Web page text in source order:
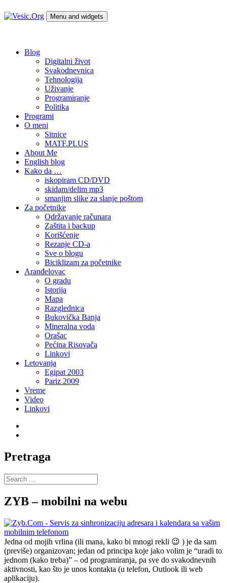
to
Menu and widgets
Blog
Digitalni život
Svakodnevnica
Tehnologija
Uživanje
Programiranje
Politika
Programi
O meni
Sitnice
MATF.PLUS
About Me
English blog
Kako da …
iskopiram CD/DVD
skidam/delim mp3
smanjim slike za slanje poštom
Za početnike
Održavanje računara
Zaštita i backup
Korišćenje
Rezanje CD-a
Sve o blogu
Biciklizam za početnike
Aranđelovac
O gradu
Istorija
Mapa
Razglednica
Bukovička Banja
Mineralna voda
Orašac
Pećina Risovača
Linkovi
Letovanja
Egipat 2003
Pariz 2009
Vreme
Video
Linkovi
Pretraga
Search
for:
ZYB – mobilni na webu
Jedna od mojih vrlina (ili mana, kako bi mnogi rekli 😉 ) je da sam
(previše) organizovan; jedan od principa koje jako volim je “uradi to
jednom (kako treba)” – od programiranja, pa sve do svakodnevnih
aktivnosti, kao što je unos kontakta (u telefon, Outlook ili web
aplikaciju).